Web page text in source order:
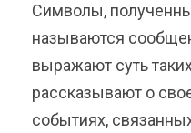
Символы,
называются
выражают суть
рассказывают о
событиях,